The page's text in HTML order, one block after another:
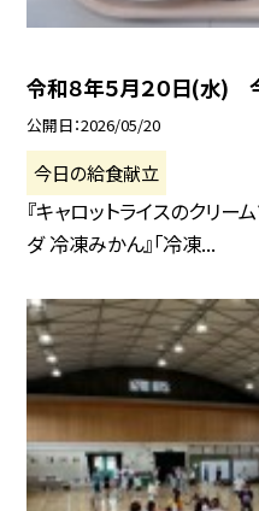
令和８年５月２０日(水)
公開日 2026/05/20
今日の給食献立
『キャロットライスのクリー
ダ 冷凍みかん』「冷凍...